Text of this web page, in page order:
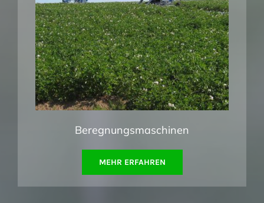
Beregnungsmaschinen
MEHR ERFAHREN